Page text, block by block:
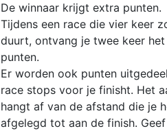
De winnaar krijgt extra punten.
Tijdens een race die vier keer
duurt, ontvang je twee keer
punten.
Er worden ook punten
race stops voor je finisht. Het
hangt af van de afstand die je
afgelegd tot aan de finish.